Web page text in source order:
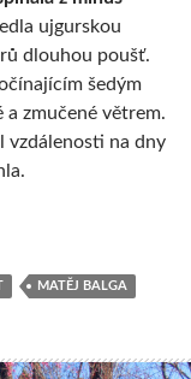
ujgurskou
dlouhou poušť.
šedým
a zmučené větrem.
vzdálenosti na dny
cesta do
MATĚJ BALGA